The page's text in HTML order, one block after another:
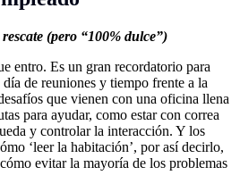
(pero “100% dulce”)
entro. Es un gran recordatorio para
de reuniones y tiempo frente a la
que vienen con una oficina llena
para ayudar, como estar con correa
y controlar la interacción. Y los
‘leer la habitación’, por así decirlo,
evitar la mayoría de los problemas